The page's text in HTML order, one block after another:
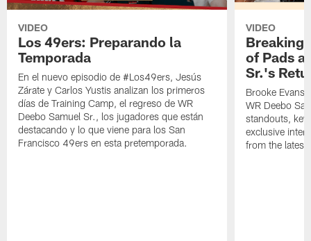
VIDEO
Los 49ers: Preparando la
Temporada
En el nuevo episodio de #Los49ers, Jesús
Zárate y Carlos Yustis analizan los primeros
días de Training Camp, el regreso de WR
Deebo Samuel Sr., los jugadores que están
destacando y lo que viene para los San
Francisco 49ers en esta pretemporada.
VIDEO
Breaking
of Pads
Sr.'s
Brooke Evans
WR Deebo
standouts,
exclusive
from the latest